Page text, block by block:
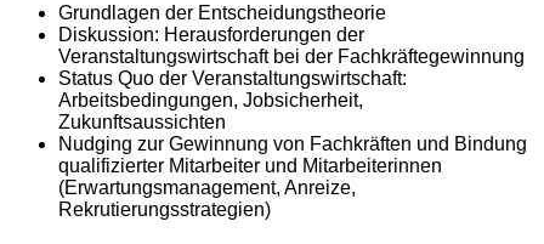
Grundlagen der Entscheidungstheorie
Diskussion: Herausforderungen der
Veranstaltungswirtschaft bei der Fachkräftegewinnung
Status Quo der Veranstaltungswirtschaft:
Arbeitsbedingungen, Jobsicherheit,
Zukunftsaussichten
Nudging zur Gewinnung von Fachkräften und Bindung
qualifizierter Mitarbeiter und Mitarbeiterinnen
(Erwartungsmanagement, Anreize,
Rekrutierungsstrategien)